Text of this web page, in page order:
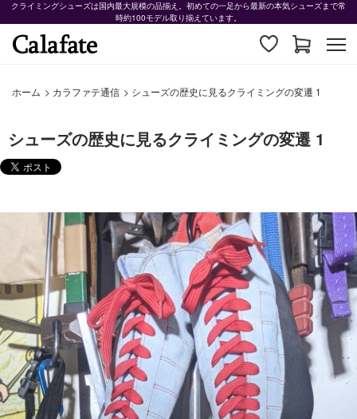
クライミングシューズは国内最大規模の品揃え。初めての一足から最新の本気シューズまで常
時約100モデル取り揃えています。
ホーム > カラファテ通信 > シューズの歴史に見るクライミングの変遷 1
シューズの歴史に見るクライミングの変遷 1